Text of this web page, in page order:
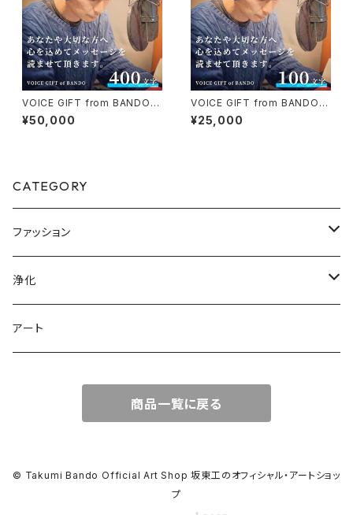
VOICE GIFT from BANDO
大切なあの人に声のギフト（40
0文字以下編）手紙や詩の代読
¥50,000
VOICE GIFT from BANDO
大切なあの人に声のギフト（100
文字以下編）
¥25,000
CATEGORY
ファッション
Tシャツ
浄化
盛り塩
アート
商品一覧に戻る
© Takumi Bando Official Art Shop 坂東工のオフィシャル・アートショッ
プ